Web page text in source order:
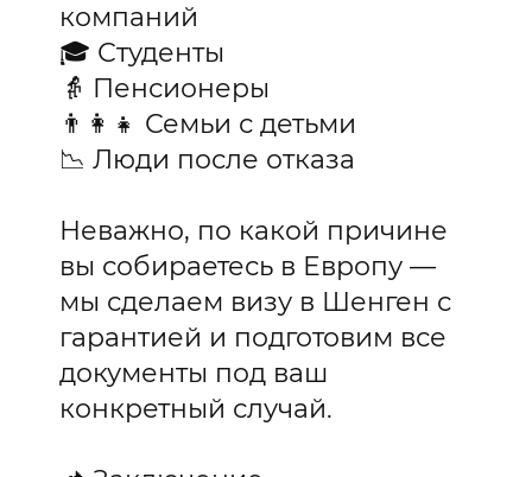
компаний
🎓 Студенты
👵 Пенсионеры
👨‍👩‍👧 Семьи с детьми
📉 Люди после отказа
Неважно, по какой причине
вы собираетесь в Европу —
мы сделаем визу в Шенген с
гарантией и подготовим все
документы под ваш
конкретный случай.